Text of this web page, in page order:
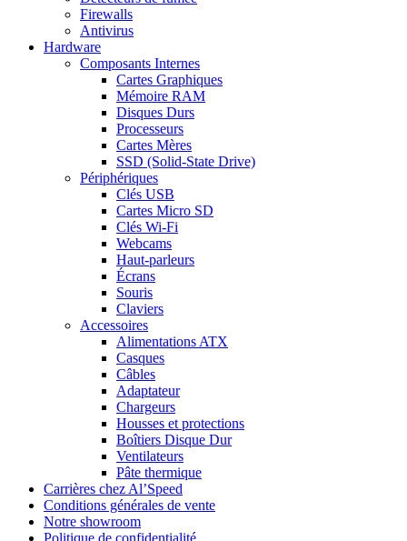
Firewalls
Antivirus
Hardware
Composants Internes
Cartes Graphiques
Mémoire RAM
Disques Durs
Processeurs
Cartes Mères
SSD (Solid-State Drive)
Périphériques
Clés USB
Cartes Micro SD
Clés Wi-Fi
Webcams
Haut-parleurs
Écrans
Souris
Claviers
Accessoires
Alimentations ATX
Casques
Câbles
Adaptateur
Chargeurs
Housses et protections
Boîtiers Disque Dur
Ventilateurs
Pâte thermique
Carrières chez Al’Speed
Conditions générales de vente
Notre showroom